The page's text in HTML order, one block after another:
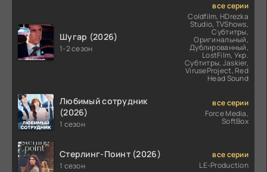
Шугар (2026)
1-2 сезон
все серии
Coldfilm, HDrezka
Studio, TVShows,
Субтитры,
Оригинальный,
Дублированный,
LostFilm, Укр.
Субтитры, Jaskier,
ViruseProject, Red
Head Sound
Любимый сотрудник
(2026)
1 сезон
все серии
Force Media,
SoftBox
Стерлинг-Поинт (2026)
1 сезон
все серии
LE-Production